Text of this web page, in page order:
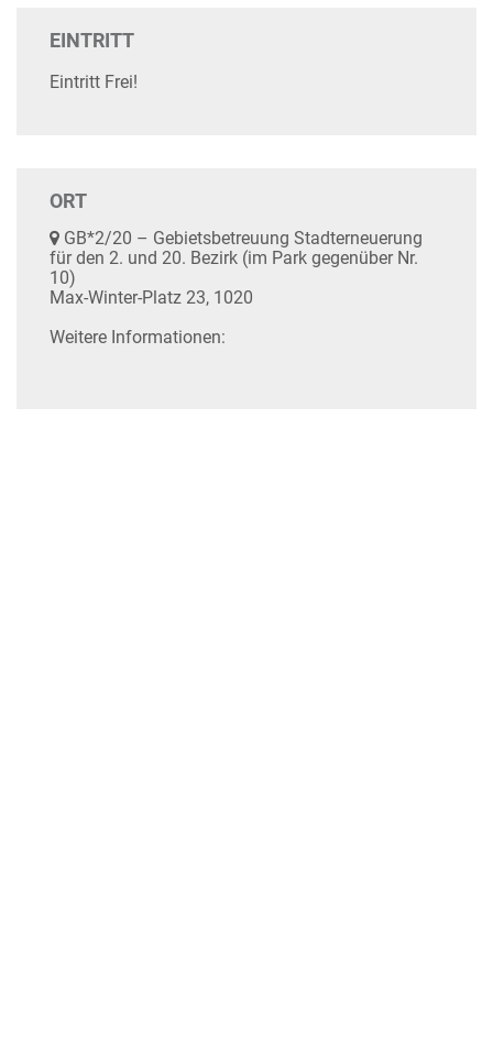
EINTRITT
Eintritt Frei!
ORT
GB*2/20 – Gebietsbetreuung Stadterneuerung
für den 2. und 20. Bezirk (im Park gegenüber Nr.
10)
Max-Winter-Platz 23, 1020
Weitere Informationen: